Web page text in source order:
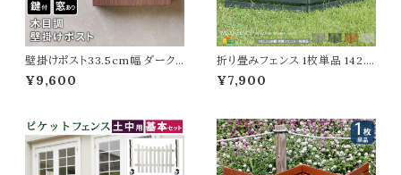
壁掛けポスト33.5cm幅 ダーク
ブラウン ナチュラル 玄関ポスト
郵便ポスト 木目調 鍵付きポスト
m 高さ41.8cm 郵便受け 横開き
春 夏 秋 冬 施錠付きポスト スペ
アキー付き エクステリア 戸建て
壁面ポスト DIY
¥9,600
折り畳みフェンス 1枚単品 142.5
cm幅 ボーダーフェンス ダークグ
リーン ライトブラウン ホワイト グ
奥行22.4cm 高さ71cm おすす
め おしゃれ 北欧 モダン スタイリ
ッシュ 天然木 庭 花壇のフェンス
折り畳み式
¥7,900